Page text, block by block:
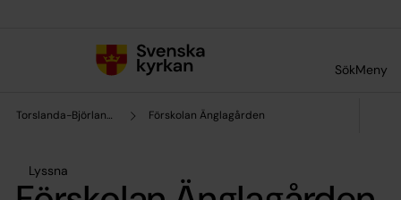
SökMeny
Torslanda-Björlanda församling Förskolan Änglagården
Lyssna